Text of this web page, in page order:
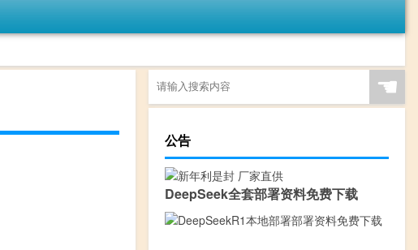
☚
公告
DeepSeek全套部署资料免费下载